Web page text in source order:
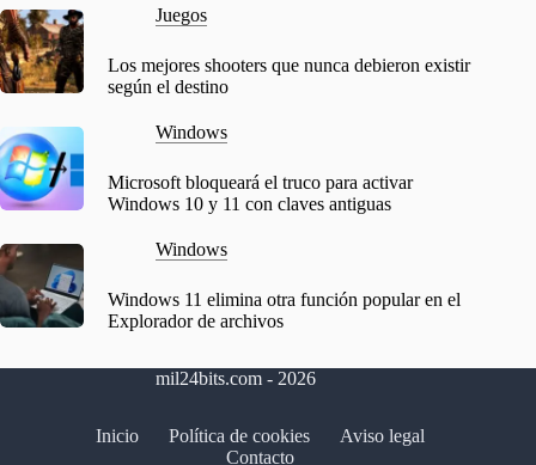
Juegos
Los mejores shooters que nunca debieron existir
según el destino
Windows
Microsoft bloqueará el truco para activar
Windows 10 y 11 con claves antiguas
Windows
Windows 11 elimina otra función popular en el
Explorador de archivos
mil24bits.com - 2026
Inicio Política de cookies
Aviso legal
Contacto